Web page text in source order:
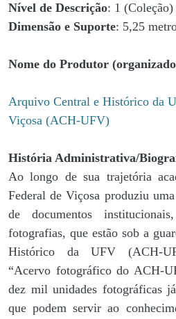
Nível de Descrição: 1 (Coleção)
Dimensão e Suporte: 5,25
Nome do Produtor
Arquivo Central e Histórico da
Viçosa (ACH-UFV)
História Administrativa/
Ao longo de sua trajetória
Federal de Viçosa produziu
de documentos
fotografias, que estão sob a
Histórico da UFV (ACH-
“Acervo fotográfico do ACH-
dez mil unidades fotográficas
que podem servir ao